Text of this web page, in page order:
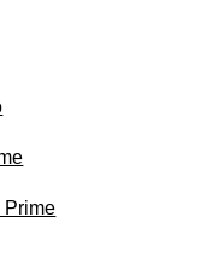
Prime